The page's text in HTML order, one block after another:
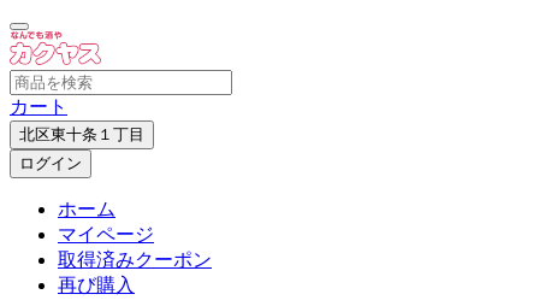
カート
北区東十条１丁目
ログイン
ホーム
マイページ
取得済みクーポン
再び購入